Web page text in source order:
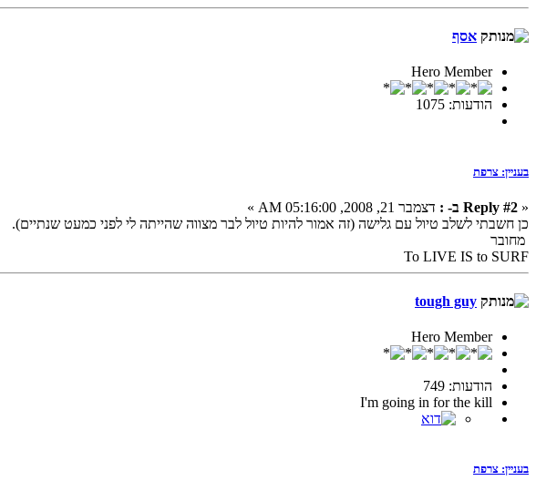
אסף
Hero Member
הודעות: 1075
בעניין: צרפת
« Reply #2 ב- :
דצמבר 21, 2008, 05:16:00 AM »
כן חשבתי לשלב טיול עם גלישה (זה אמור להיות טיול לבר מצווה שהייתה לי לפני כמעט שנתיים).
מחובר
To LIVE IS to SURF
tough guy
Hero Member
הודעות: 749
I'm going in for the kill
בעניין: צרפת